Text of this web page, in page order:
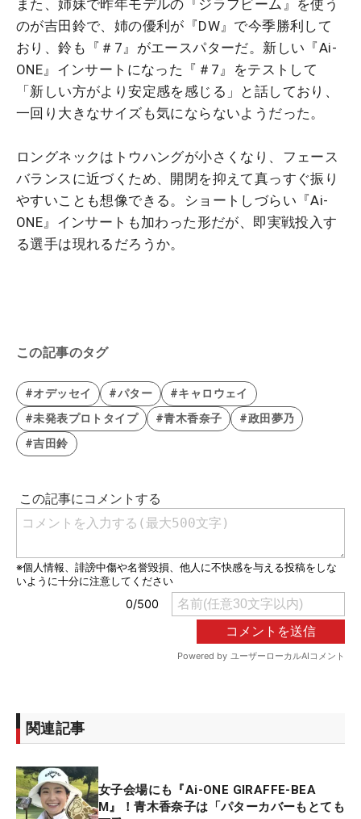
また、姉妹で昨年モデルの『ジラフビーム』を使う
のが吉田鈴で、姉の優利が『DW』で今季勝利して
おり、鈴も『＃7』がエースパターだ。新しい『Ai-
ONE』インサートになった『＃7』をテストして
「新しい方がより安定感を感じる」と話しており、
一回り大きなサイズも気にならないようだった。
ロングネックはトウハングが小さくなり、フェース
バランスに近づくため、開閉を抑えて真っすぐ振り
やすいことも想像できる。ショートしづらい『Ai-
ONE』インサートも加わった形だが、即実戦投入す
る選手は現れるだろうか。
この記事のタグ
#オデッセイ #パター
#キャロウェイ
#未発表プロトタイプ
#青木香奈子
#政田夢乃
#吉田鈴
関連記事
女子会場にも『Ai-ONE GIRAFFE-BEA
M』！青木香奈子は「パターカバーもとても